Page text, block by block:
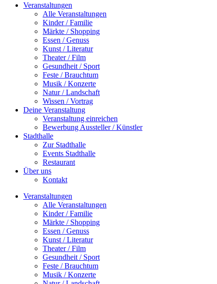
Veranstaltungen
Alle Veranstaltungen
Kinder / Familie
Märkte / Shopping
Essen / Genuss
Kunst / Literatur
Theater / Film
Gesundheit / Sport
Feste / Brauchtum
Musik / Konzerte
Natur / Landschaft
Wissen / Vortrag
Deine Veranstaltung
Veranstaltung einreichen
Bewerbung Aussteller / Künstler
Stadthalle
Zur Stadthalle
Events Stadthalle
Restaurant
Über uns
Kontakt
Veranstaltungen
Alle Veranstaltungen
Kinder / Familie
Märkte / Shopping
Essen / Genuss
Kunst / Literatur
Theater / Film
Gesundheit / Sport
Feste / Brauchtum
Musik / Konzerte